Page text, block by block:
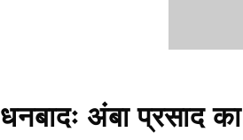
धनबादः अंबा प्रसाद